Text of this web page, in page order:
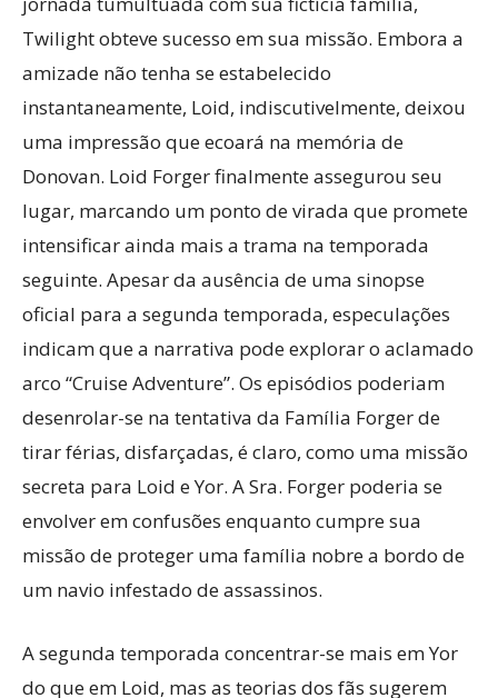
Twilight obteve sucesso em sua missão. Embora a
amizade não tenha se estabelecido
instantaneamente, Loid, indiscutivelmente, deixou
uma impressão que ecoará na memória de
Donovan. Loid Forger finalmente assegurou seu
lugar, marcando um ponto de virada que promete
intensificar ainda mais a trama na temporada
seguinte. Apesar da ausência de uma sinopse
oficial para a segunda temporada, especulações
indicam que a narrativa pode explorar o aclamado
arco “Cruise Adventure”. Os episódios poderiam
desenrolar-se na tentativa da Família Forger de
tirar férias, disfarçadas, é claro, como uma missão
secreta para Loid e Yor. A Sra. Forger poderia se
envolver em confusões enquanto cumpre sua
missão de proteger uma família nobre a bordo de
um navio infestado de assassinos.
A segunda temporada concentrar-se mais em Yor
do que em Loid, mas as teorias dos fãs sugerem